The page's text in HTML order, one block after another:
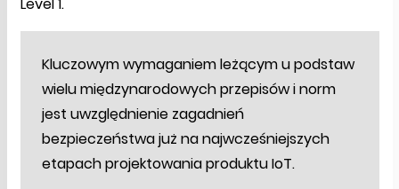
Kluczowym wymaganiem leżącym u podstaw
wielu międzynarodowych przepisów i norm
jest uwzględnienie zagadnień
bezpieczeństwa już na najwcześniejszych
etapach projektowania produktu IoT.